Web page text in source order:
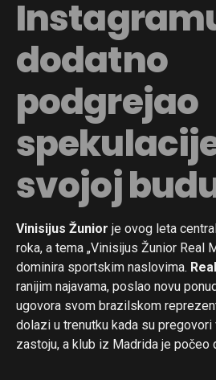
dodatno
podgrejao
svojoj
Vinisijus Žunior je ovog leta
roka, a tema „Vinisijus Žunior Real
dominira sportskim naslovima.
ranijim najavama, poslao novu
ugovora svom brazilskom
dolazi u trenutku kada su
zastoju, a klub iz Madrida je počeo